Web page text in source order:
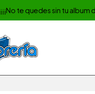
¡¡¡No te quedes sin tu